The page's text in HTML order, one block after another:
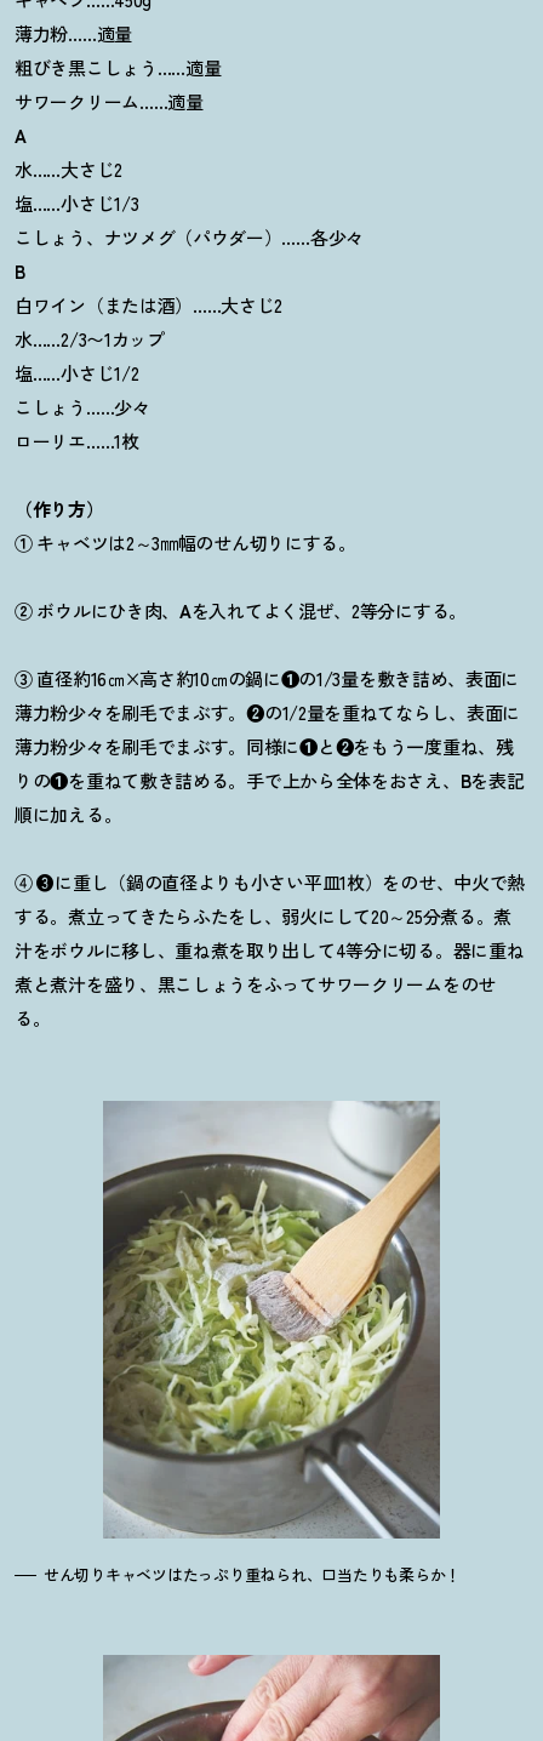
薄力粉……適量
粗びき黒こしょう……適量
サワークリーム……適量
A
水……大さじ2
塩……小さじ1/3
こしょう、ナツメグ（パウダー）……各少々
B
白ワイン（または酒）……大さじ2
水……2/3〜1カップ
塩……小さじ1/2
こしょう……少々
ローリエ……1枚
（作り方）
①キャベツは2～3㎜幅のせん切りにする。
②ボウルにひき肉、Aを入れてよく混ぜ、2等分にする。
③直径約16㎝×高さ約10㎝の鍋に❶の1/3量を敷き詰め、表面に
薄力粉少々を刷毛でまぶす。❷の1/2量を重ねてならし、表面に
薄力粉少々を刷毛でまぶす。同様に❶と❷をもう一度重ね、残
りの❶を重ねて敷き詰める。手で上から全体をおさえ、 Bを表記
順に加える。
④ ❸に重し（鍋の直径よりも小さい平皿1枚）をのせ、中火で熱
する。煮立ってきたらふたをし、弱火にして20～25分煮る。煮
汁をボウルに移し、重ね煮を取り出して4等分に切る。器に重ね
煮と煮汁を盛り、黒こしょうをふってサワークリームをのせ
る。
せん切りキャベツはたっぷり重ねられ、口当たりも柔らか！